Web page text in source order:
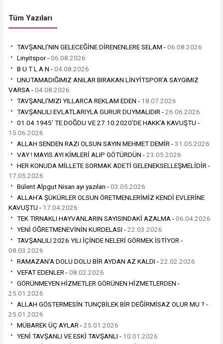
Tüm Yazıları
TAVŞANLI’NIN GELECEĞİNE DİRENENLERE SELAM -06.08.2026
Linyitspor -06.08.2026
B U T L A N -04.08.2026
UNUTAMADIĞIMIZ ANILAR BIRAKAN LİNYİTSPOR’A SAYGIMIZ
VARSA -04.08.2026
TAVŞANLI’MIZI YILLARCA REKLAM EDEN - 18.07.2026
TAVŞANLILI EVLATLARIYLA GURUR DUYMALIDIR -26.06.2026
01.04.1945’ TE DOĞDU VE 27.10.2020’DE HAKK’A KAVUŞTU -
15.06.2026
ALLAH SENDEN RAZI OLSUN SAYIN MEHMET DEMİR -31.05.2026
VAY ! MAYIS AYI KİMLERİ ALIP GÖTÜRDÜN -23.05.2026
HER KONUDA MİLLETE SORMAK ADETİ GELENEKSELLEŞMELİDİR -
17.05.2026
Bülent Alpgut Nisan ayı yazıları -03.05.2026
ALLAH’A ŞÜKÜRLER OLSUN ÖRETMENLERİMİZ KENDİ EVLERİNE
KAVUŞTU - 17.04.2026
TEK TIRNAKLI HAYVANLARIN SAYISINDAKİ AZALMA -06.04.2026
YENİ ÖĞRETMENEVİNİN KURDELASI -22.03.2026
TAVŞANLILI 2026 YILI İÇİNDE NELERİ GÖRMEK İSTİYOR -
08.03.2026
RAMAZAN’A DOLU DOLU BİR AYDAN AZ KALDI -22.02.2026
VEFAT EDENLER -08.02.2026
GÖRÜNMEYEN HİZMETLER GÖRÜNEN HİZMETLERDEN -
25.01.2026
ALLAH GÖSTERMESİN TUNÇBİLEK BİR DEĞİRMİSAZ OLUR MU ? -
25.01.2026
MÜBAREK ÜÇ AYLAR -25.01.2026
YENİ TAVŞANLI VE ESKİ TAVŞANLI - 10.01.2026